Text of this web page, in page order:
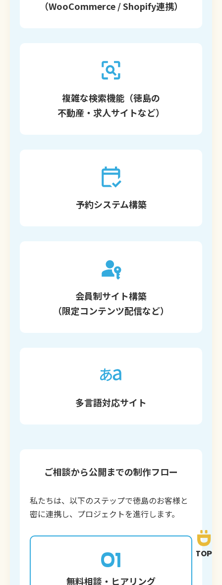
（WooCommerce / Shopify連携）
複雑な検索機能（徳島の
不動産・求人サイトなど）
予約システム構築
会員制サイト構築
（限定コンテンツ配信など）
多言語対応サイト
ご相談から公開までの制作フロー
私たちは、以下のステップで徳島のお客様と
密に連携し、プロジェクトを進行します。
01
無料相談・ヒアリング
TOP